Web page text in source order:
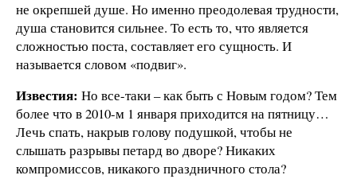
не окрепшей душе. Но именно преодолевая трудности,
душа становится сильнее. То есть то, что является
сложностью поста, составляет его сущность. И
называется словом «подвиг».
Известия: Но все-таки – как быть с Новым годом? Тем
более что в 2010-м 1 января приходится на пятницу…
Лечь спать, накрыв голову подушкой, чтобы не
слышать разрывы петард во дворе? Никаких
компромиссов, никакого праздничного стола?